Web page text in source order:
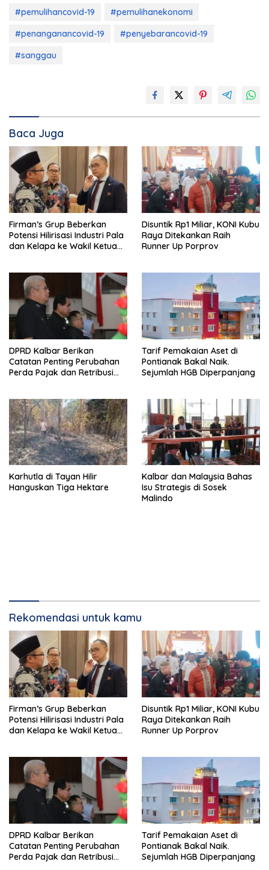
#pemulihancovid-19
#pemulihanekonomi
#penanganancovid-19
#penyebarancovid-19
#sanggau
Baca Juga
Firman’s Grup Beberkan
Potensi Hilirisasi Industri Pala
dan Kelapa ke Wakil Ketua
Disuntik Rp1 Miliar, KONI Kubu
Raya Ditekankan Raih
Runner Up Porprov
DPRD Kalbar Berikan
Catatan Penting Perubahan
Perda Pajak dan Retribusi
Tarif Pemakaian Aset di
Pontianak Bakal Naik.
Sejumlah HGB Diperpanjang
Karhutla di Tayan Hilir
Hanguskan Tiga Hektare
Kalbar dan Malaysia Bahas
Isu Strategis di Sosek
Malindo
Rekomendasi untuk kamu
Firman’s Grup Beberkan
Potensi Hilirisasi Industri Pala
dan Kelapa ke Wakil Ketua
Disuntik Rp1 Miliar, KONI Kubu
Raya Ditekankan Raih
Runner Up Porprov
DPRD Kalbar Berikan
Catatan Penting Perubahan
Perda Pajak dan Retribusi
Tarif Pemakaian Aset di
Pontianak Bakal Naik.
Sejumlah HGB Diperpanjang